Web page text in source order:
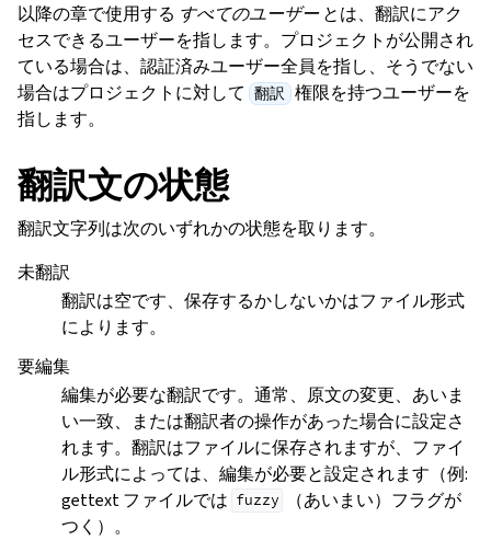
navigation of 導入方法
以降の章で使用する すべてのユーザーとは、翻訳にアク
セスできるユーザーを指します。プロジェクトが公開され
ている場合は、認証済みユーザー全員を指し、そうでない
場合はプロジェクトに対して 翻訳 権限を持つユーザーを
指します。
翻訳文の状態
翻訳文字列は次のいずれかの状態を取ります。
未翻訳
翻訳は空です、保存するかしないかはファイル形式
によります。
要編集
編集が必要な翻訳です。通常、原文の変更、あいま
い一致、または翻訳者の操作があった場合に設定さ
れます。翻訳はファイルに保存されますが、ファイ
ル形式によっては、編集が必要と設定されます（例:
gettext ファイルでは fuzzy
（あいまい）フラグが
つく）。